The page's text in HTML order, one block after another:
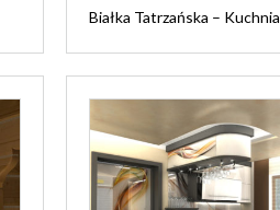
Białka Tatrzańska – Kuchnia